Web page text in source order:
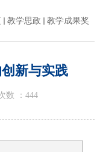
教学思政 教学成果奖
新与实践
： 444